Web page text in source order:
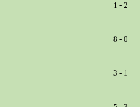
1 - 2
8 - 0
3 - 1